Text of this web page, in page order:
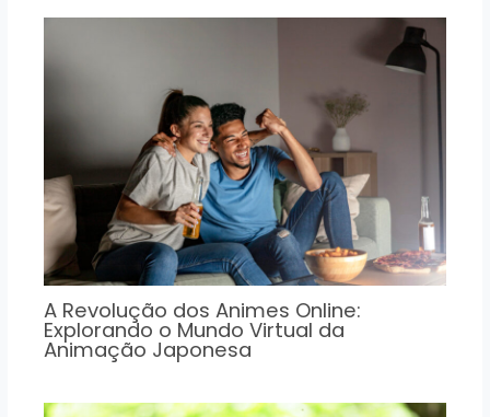
A Revolução dos Animes Online:
Explorando o Mundo Virtual da
Animação Japonesa